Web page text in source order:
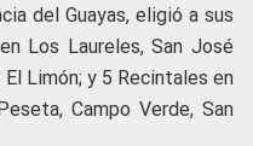
del Guayas, eligió a sus
Los Laureles, San José
Limón; y 5 Recintales en
Campo Verde, San